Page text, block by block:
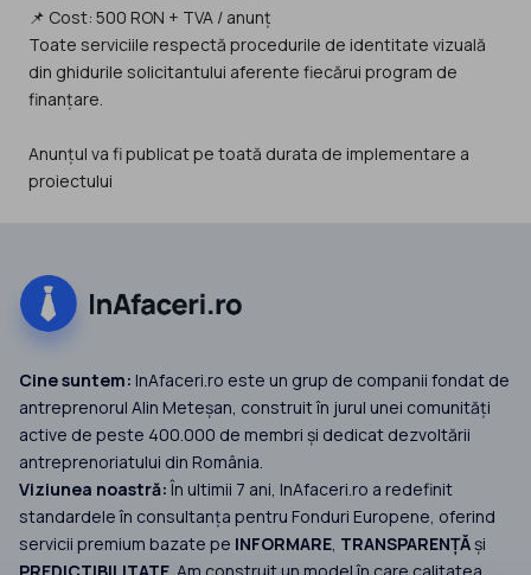
📌 Cost: 500 RON + TVA / anunț
Toate serviciile respectă procedurile de identitate vizuală
din ghidurile solicitantului aferente fiecărui program de
finanțare.
Anunțul va fi publicat pe toată durata de implementare a
proiectului
Cine suntem: InAfaceri.ro este un grup de companii fondat de
antreprenorul Alin Meteșan, construit în jurul unei comunități
active de peste 400.000 de membri și dedicat dezvoltării
antreprenoriatului din România.
Viziunea noastră:În ultimii 7 ani, InAfaceri.ro a redefinit
standardele în consultanța pentru Fonduri Europene, oferind
servicii premium bazate pe INFORMARE, TRANSPARENȚĂși